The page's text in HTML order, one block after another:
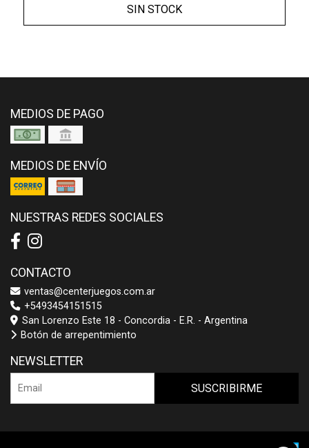
SIN STOCK
MEDIOS DE PAGO
MEDIOS DE ENVÍO
NUESTRAS REDES SOCIALES
CONTACTO
ventas@centerjuegos.com.ar
+5493454151515
San Lorenzo Este 18 - Concordia - E.R. - Argentina
Botón de arrepentimiento
NEWSLETTER
SUSCRIBIRME